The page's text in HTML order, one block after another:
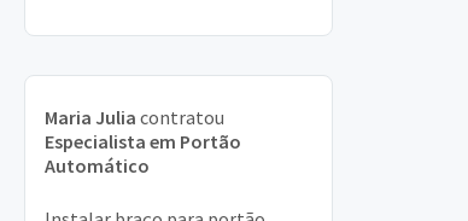
Maria Julia contratou
Especialista em Portão
Automático